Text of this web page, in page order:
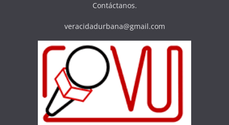
Contáctanos.
veracidadurbana@gmail.com